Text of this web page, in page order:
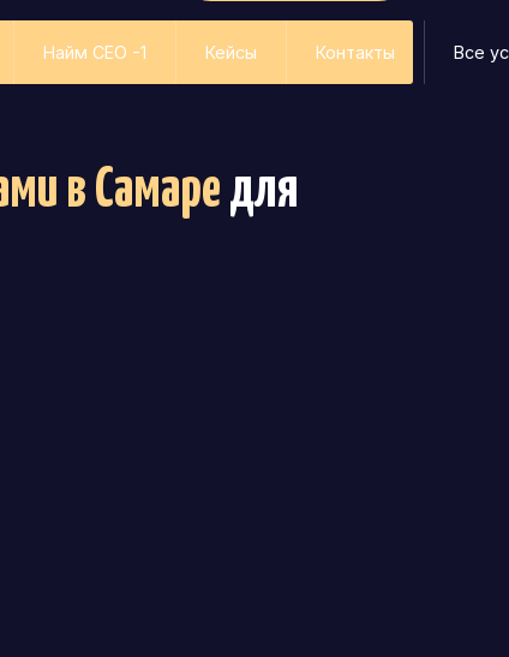
Найм СЕО -1 Кейсы Контакты Все
в Самаре для